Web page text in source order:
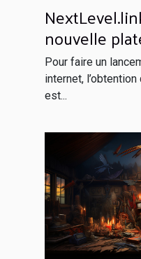
nouvelle
votre
Pour faire un
internet,
est...